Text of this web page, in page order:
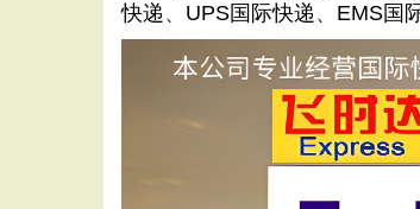
快递 、 UPS国际快递 、 EMS国